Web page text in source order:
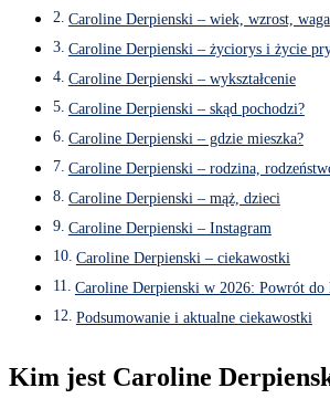
Caroline Derpienski – wiek, wzrost, waga
Caroline Derpienski – życiorys i życie
Caroline Derpienski – wykształcenie
Caroline Derpienski – skąd pochodzi?
Caroline Derpienski – gdzie mieszka?
Caroline Derpienski – rodzina,
Caroline Derpienski – mąż, dzieci
Caroline Derpienski – Instagram
Caroline Derpienski – ciekawostki
Caroline Derpienski w 2026: Powrót do
Podsumowanie i aktualne ciekawostki
Kim jest Caroline